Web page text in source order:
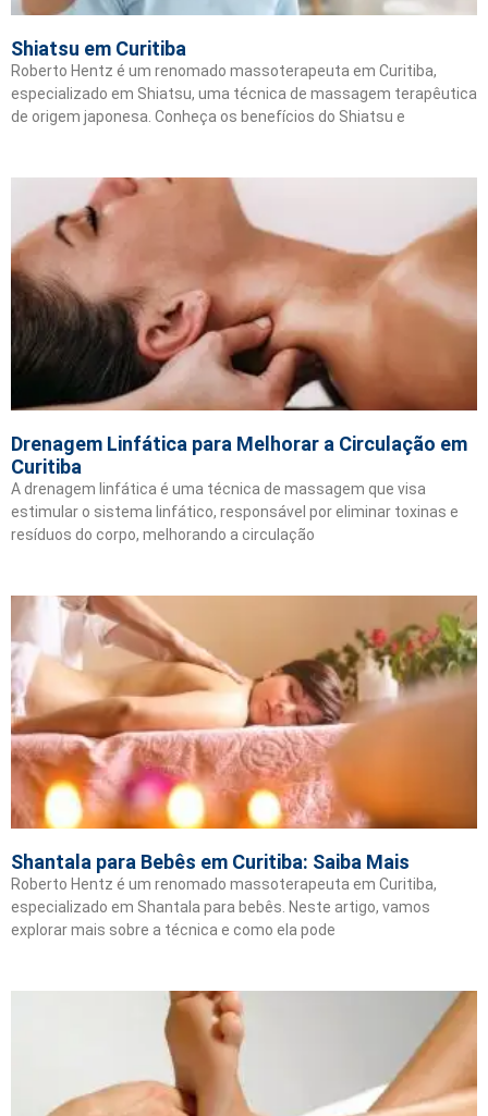
Shiatsu em Curitiba
Roberto Hentz é um renomado massoterapeuta em Curitiba,
especializado em Shiatsu, uma técnica de massagem terapêutica
de origem japonesa. Conheça os benefícios do Shiatsu e
Drenagem Linfática para Melhorar a Circulação em
Curitiba
A drenagem linfática é uma técnica de massagem que visa
estimular o sistema linfático, responsável por eliminar toxinas e
resíduos do corpo, melhorando a circulação
Shantala para Bebês em Curitiba: Saiba Mais
Roberto Hentz é um renomado massoterapeuta em Curitiba,
especializado em Shantala para bebês. Neste artigo, vamos
explorar mais sobre a técnica e como ela pode